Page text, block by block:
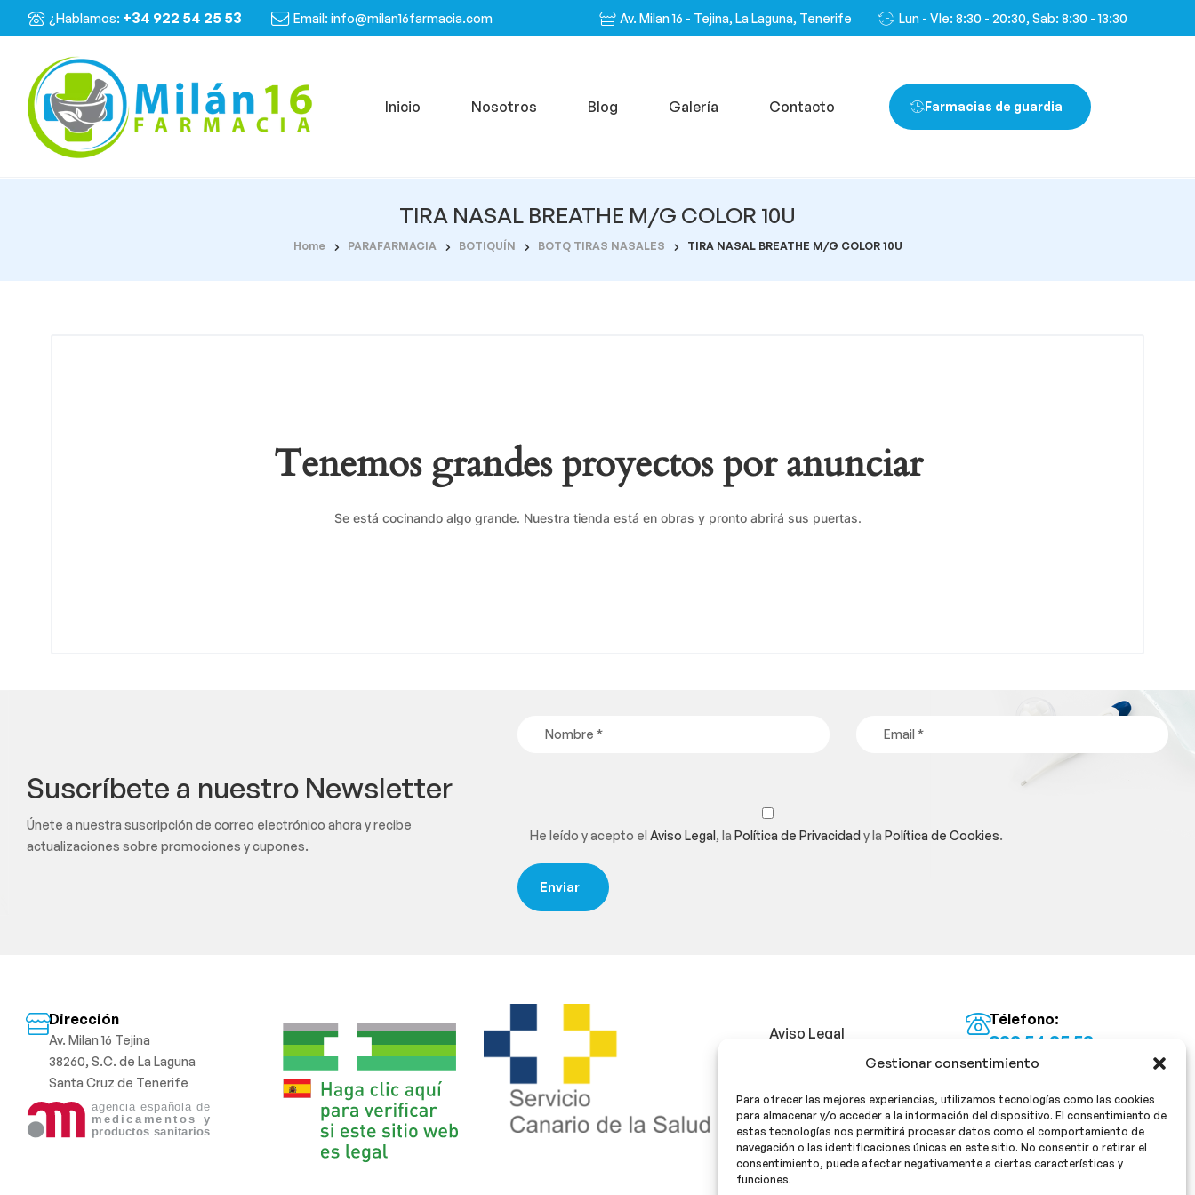
Gestionar consentimiento
Para ofrecer las mejores experiencias, utilizamos tecnologías como las cookies
para almacenar y/o acceder a la información del dispositivo. El consentimiento de
estas tecnologías nos permitirá procesar datos como el comportamiento de
navegación o las identificaciones únicas en este sitio. No consentir o retirar el
consentimiento, puede afectar negativamente a ciertas características y
funciones.
¿Hablamos: +34 922 54 25 53 Email: info@milan16farmacia.com Av. Milan 16 - Tejina, La Laguna, Tenerife Lun - VIe: 8:30 - 20:30, Sab: 8:30 - 13:30
Inicio Nosotros Blog Galería Contacto Farmacias de guardia
TIRA NASAL BREATHE M/G COLOR 10U
Home PARAFARMACIA BOTIQUÍN BOTQ TIRAS NASALES TIRA NASAL BREATHE M/G COLOR 10U
Tenemos grandes proyectos por anunciar
Se está cocinando algo grande. Nuestra tienda está en obras y pronto abrirá sus puertas.
Suscríbete a nuestro Newsletter
Únete a nuestra suscripción de correo electrónico ahora y recibe
actualizaciones sobre promociones y cupones.
He leído y acepto elAviso Legal, laPolítica de Privacidady laPolítica de Cookies.
Dirección
Av. Milan 16 Tejina
38260, S.C. de La Laguna
Santa Cruz de Tenerife
Aviso Legal
Política de Privacidad
Política de cookies
Télefono:
922 54 25 53
Email:
¡Síguenos!